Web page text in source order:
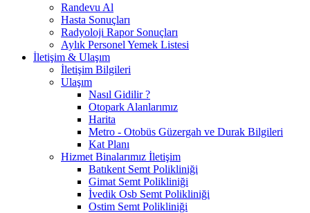
Randevu Al
Hasta Sonuçları
Radyoloji Rapor Sonuçları
Aylık Personel Yemek Listesi
İletişim & Ulaşım
İletişim Bilgileri
Ulaşım
Nasıl Gidilir ?
Otopark Alanlarımız
Harita
Metro - Otobüs Güzergah ve Durak Bilgileri
Kat Planı
Hizmet Binalarımız İletişim
Batıkent Semt Polikliniği
Gimat Semt Polikliniği
İvedik Osb Semt Polikliniği
Ostim Semt Polikliniği